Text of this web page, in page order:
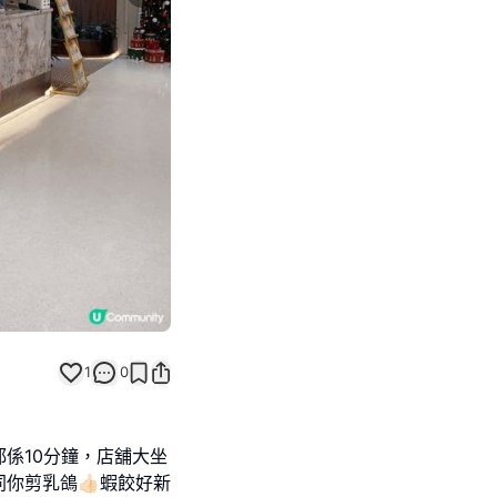
1 0
10分鐘，店舖大坐
剪乳鴿👍🏻蝦餃好新